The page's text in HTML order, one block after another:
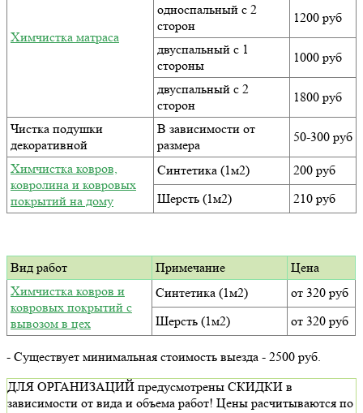
Химчистка матраса
односпальный с 2
сторон
1200 руб
двуспальный с 1
стороны
1000 руб
двуспальный с 2
сторон
1800 руб
Чистка подушки
декоративной
В зависимости от
размера
50-300 руб
Химчистка ковров,
ковролина и ковровых
покрытий на дому
Синтетика (1м2)
200 руб
Шерсть (1м2)
210 руб
Вид работ Примечание
Цена
Химчистка ковров и
ковровых покрытий с
вывозом в цех
Синтетика (1м2)
от 320 руб
Шерсть (1м2)
от 320 руб
- Существует минимальная стоимость выезда - 2500 руб.
ДЛЯ ОРГАНИЗАЦИЙ предусмотрены СКИДКИ в
зависимости от вида и объема работ! Цены расчитываются по